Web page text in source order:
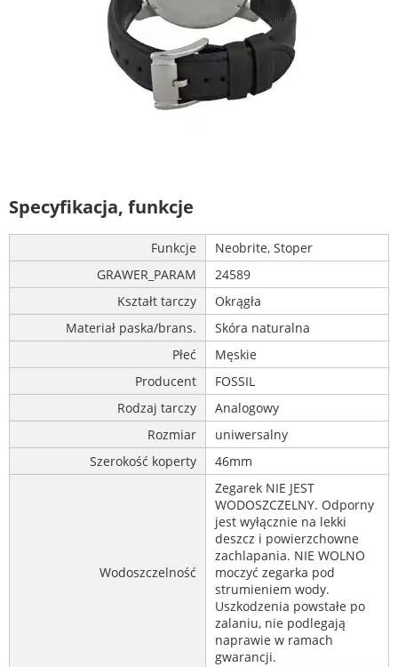
Specyfikacja, funkcje
Funkcje
Neobrite, Stoper
GRAWER_PARAM
24589
Kształt tarczy
Okrągła
Materiał paska/brans.
Skóra naturalna
Płeć
Męskie
Producent
FOSSIL
Rodzaj tarczy
Analogowy
Rozmiar
uniwersalny
Szerokość koperty
46mm
Wodoszczelność
Zegarek NIE JEST
WODOSZCZELNY. Odporny
jest wyłącznie na lekki
deszcz i powierzchowne
zachlapania. NIE WOLNO
moczyć zegarka pod
strumieniem wody.
Uszkodzenia powstałe po
zalaniu, nie podlegają
naprawie w ramach
gwarancji.